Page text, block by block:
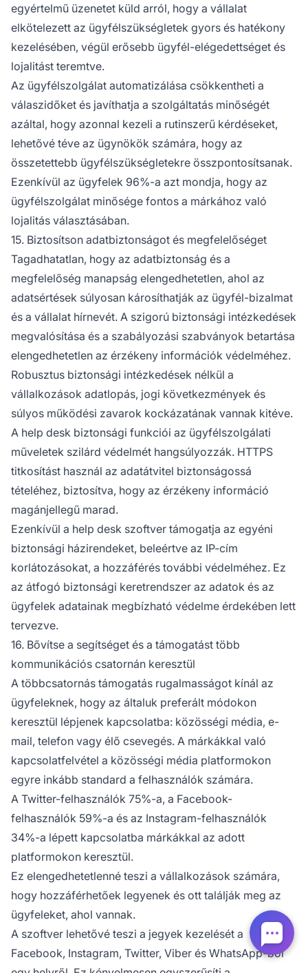
egyértelmű üzenetet küld arról, hogy a vállalat
elkötelezett az ügyfélszükségletek gyors és hatékony
kezelésében, végül erősebb ügyfél-elégedettséget és
lojalitást teremtve.
Az ügyfélszolgálat automatizálása csökkentheti a
válaszidőket és javíthatja a szolgáltatás minőségét
azáltal, hogy azonnal kezeli a rutinszerű kérdéseket,
lehetővé téve az ügynökök számára, hogy az
összetettebb ügyfélszükségletekre összpontosítsanak.
Ezenkívül az ügyfelek 96%-a azt mondja, hogy az
ügyfélszolgálat minősége fontos a márkához való
lojalitás választásában.
15. Biztosítson adatbiztonságot és megfelelőséget
Tagadhatatlan, hogy az adatbiztonság és a
megfelelőség manapság elengedhetetlen, ahol az
adatsértések súlyosan károsíthatják az ügyfél-bizalmat
és a vállalat hírnevét. A szigorú biztonsági intézkedések
megvalósítása és a szabályozási szabványok betartása
elengedhetetlen az érzékeny információk védelméhez.
Robusztus biztonsági intézkedések nélkül a
vállalkozások adatlopás, jogi következmények és
súlyos működési zavarok kockázatának vannak kitéve.
A help desk biztonsági funkciói az ügyfélszolgálati
műveletek szilárd védelmét hangsúlyozzák. HTTPS
titkosítást használ az adatátvitel biztonságossá
tételéhez, biztosítva, hogy az érzékeny információ
magánjellegű marad.
Ezenkívül a help desk szoftver támogatja az egyéni
biztonsági házirendeket, beleértve az IP-cím
korlátozásokat, a hozzáférés további védelméhez. Ez
az átfogó biztonsági keretrendszer az adatok és az
ügyfelek adatainak megbízható védelme érdekében lett
tervezve.
16. Bővítse a segítséget és a támogatást több
kommunikációs csatornán keresztül
A többcsatornás támogatás rugalmasságot kínál az
ügyfeleknek, hogy az általuk preferált módokon
keresztül lépjenek kapcsolatba: közösségi média, e-
mail, telefon vagy élő csevegés. A márkákkal való
kapcsolatfelvétel a közösségi média platformokon
egyre inkább standard a felhasználók számára.
A Twitter-felhasználók 75%-a, a Facebook-
felhasználók 59%-a és az Instagram-felhasználók
34%-a lépett kapcsolatba márkákkal az adott
platformokon keresztül.
Ez elengedhetetlenné teszi a vállalkozások számára,
hogy hozzáférhetőek legyenek és ott találják meg az
ügyfeleket, ahol vannak.
A szoftver lehetővé teszi a jegyek kezelését a
Facebook, Instagram, Twitter, Viber és WhatsApp-ból